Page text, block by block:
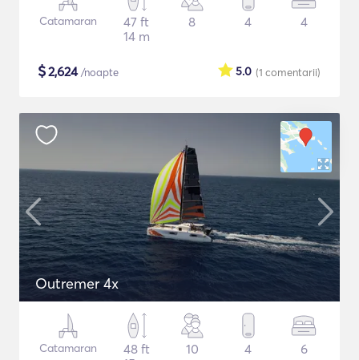
Catamaran
47 ft
14 m
8 4 4
$2,624/noapte (1 comentarii)
5.0
Outremer 4x
Catamaran
48 ft
10 4 6